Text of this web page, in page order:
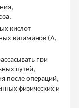
кислот
витаминов (А,
при
путей,
после операций,
физических и